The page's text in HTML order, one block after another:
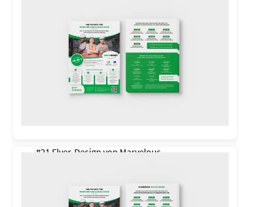
#21 Flyer-Design von Marvelous